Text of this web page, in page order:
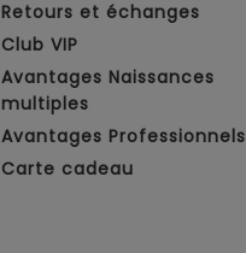
Retours et échanges
Club VIP
Avantages Naissances
multiples
Avantages Professionnels
Carte cadeau